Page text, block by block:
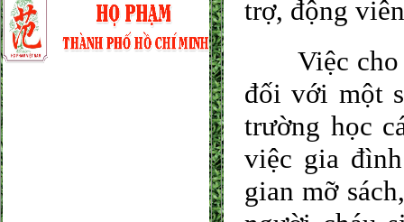
trợ, động
Việc cho
đối với một
trường học
việc gia
gian mỡ